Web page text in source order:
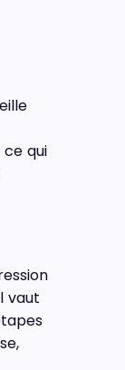
ce qui
vaut